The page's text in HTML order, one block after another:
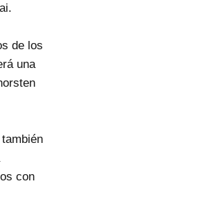
de los
una
con